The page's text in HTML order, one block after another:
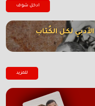
ادخل شوف
لكل الكُتاب
للمزيد